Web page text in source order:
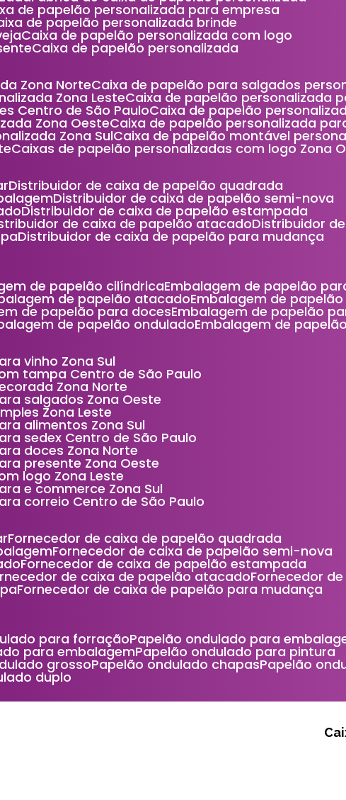
de papelão personalizada para empresa
de papelão personalizada brinde
Caixa de papelão personalizada com logo
Caixa de papelão personalizada
Zona Norte
Caixa de papelão para salgados
Zona Leste Caixa de papelão personalizada
Centro de São Paulo Caixa de papelão
Zona Oeste Caixa de papelão personalizada
Zona Sul Caixa de papelão montável
Caixas de papelão personalizadas com logo Zona
Distribuidor de caixa de papelão quadrada
Distribuidor de caixa de papelão semi-nova
Distribuidor de caixa de papelão estampada
de caixa de papelão atacado Distribuidor
Distribuidor de caixa de papelão para mudança
de papelão cilíndrica Embalagem de papelão
de papelão atacado Embalagem de
de papelão para doces Embalagem de papelão
de papelão ondulado Embalagem de papelão
vinho Zona Sul
tampa Centro de São Paulo
Zona Norte
salgados Zona Oeste
Zona Leste
alimentos Zona Sul
sedex Centro de São Paulo
doces Zona Norte
presente Zona Oeste
logo Zona Leste
e commerce Zona Sul
correio Centro de São Paulo
Fornecedor de caixa de papelão quadrada
Fornecedor de caixa de papelão semi-nova
Fornecedor de caixa de papelão estampada
de caixa de papelão atacado Fornecedor
Fornecedor de caixa de papelão para mudança
para forração Papelão ondulado para
para embalagem Papelão ondulado para pintura
grosso Papelão ondulado chapas Papelão
duplo